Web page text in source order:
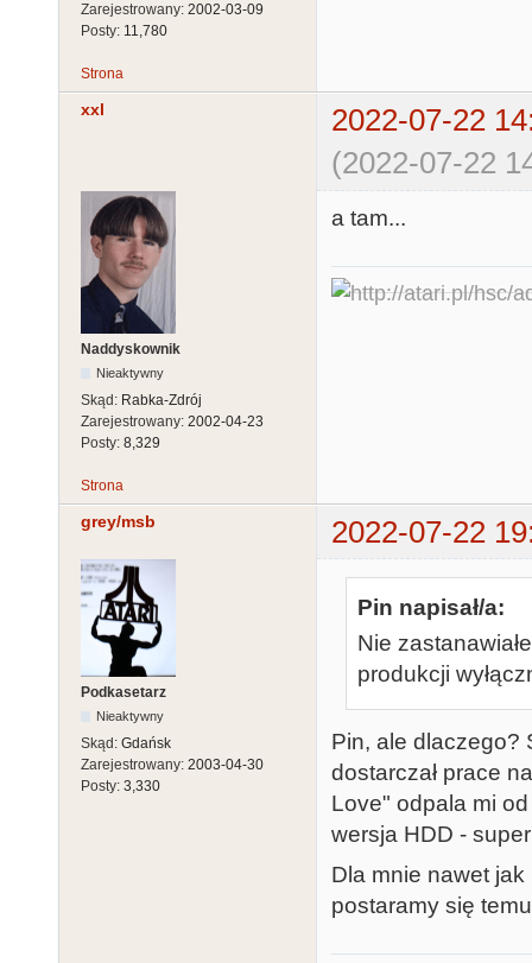
Zarejestrowany: 2002-03-09
Posty: 11,780
Strona
xxl
2022-07-22
(2022-07-22
Naddyskownik
Nieaktywny
Skąd: Rabka-Zdrój
Zarejestrowany: 2002-04-23
Posty: 8,329
a tam...
Strona
grey/msb 2022-07-22
Podkasetarz
Nieaktywny
Skąd: Gdańsk
Zarejestrowany: 2003-04-30
Posty: 3,330
Pin napisał/a:
Nie
produkcji
Pin, ale dlaczego?
dostarczał prace
Love" odpala mi
wersja HDD -
Dla mnie nawet
postaramy się